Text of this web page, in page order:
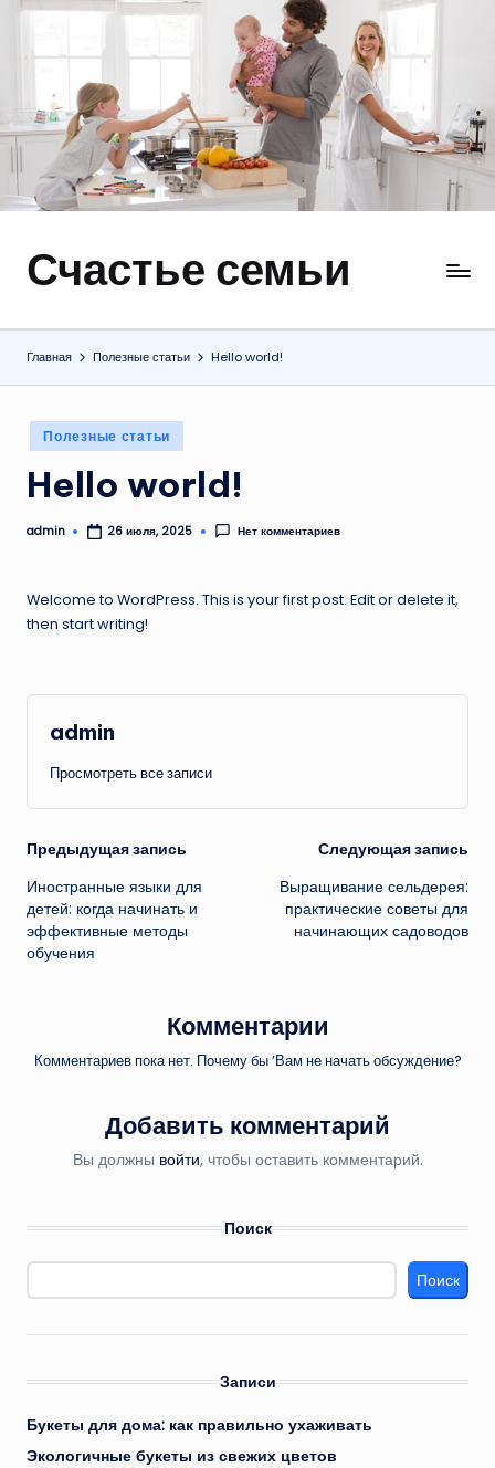
содержимому
Счастье семьи
Быт,
отношения
Главная Полезные статьи Hello world!
Опубликовано
в
Полезные статьи
Hello world!
Запись
admin 26 июля, 2025 Нет комментариев
Welcome to WordPress. This is your first post. Edit or delete it,
then start writing!
admin
Просмотреть все записи
Навигация
записи
Предыдущая запись
Иностранные языки для
детей: когда начинать и
эффективные методы
обучения
Следующая запись
Выращивание сельдерея:
практические советы для
начинающих садоводов
Комментарии
Комментариев пока нет. Почему бы ’Вам не начать обсуждение?
Добавить комментарий
Вы должны войти, чтобы оставить комментарий.
Поиск
Поиск
Записи
Букеты для дома: как правильно ухаживать
Экологичные букеты из свежих цветов